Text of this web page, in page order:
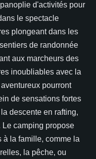
d'activités pour
le spectacle
plongeant dans les
de randonnée
aux marcheurs des
inoubliables avec la
pourront
de sensations fortes
descente en rafting,
camping propose
à la famille, comme la
la pêche, ou